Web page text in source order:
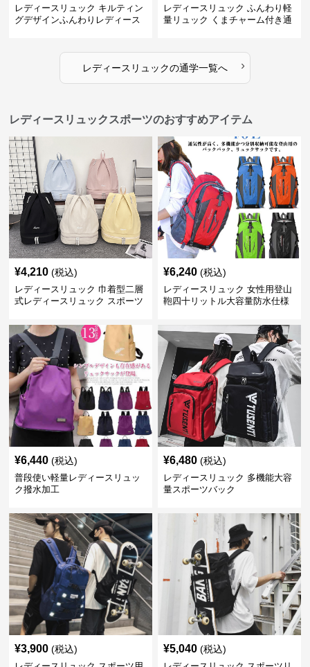
レディースリュック キルティン
グデザインふんわりレディース
レディースリュック ふんわり軽
量リュック くまチャーム付き通
レディースリュックの通学一覧へ ›
レディースリュックスポーツのおすすめアイテム
¥4,210 (税込)
レディースリュック 巾着型二層
式レディースリュック スポーツ
¥6,240 (税込)
レディースリュック 女性用登山
鞄四十リットル大容量防水仕様
¥6,440 (税込)
普段使い軽量レディースリュッ
ク撥水加工
¥6,480 (税込)
レディースリュック 多機能大容
量スポーツバック
¥3,900 (税込) ¥5,040 (税込)